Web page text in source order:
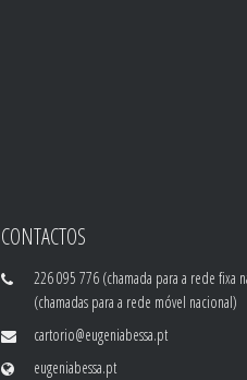
CONTACTOS
226 095 776 (chamada para a rede
(chamadas para a rede móvel nacional)
cartorio@eugeniabessa.pt
eugeniabessa.pt